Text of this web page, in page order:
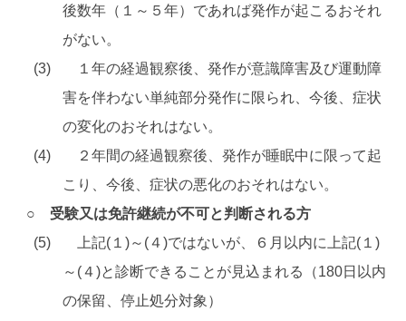
後数年（１～５年）であれば発作が起こるおそれ
がない。
１年の経過観察後、発作が意識障害及び運動障
害を伴わない単純部分発作に限られ、今後、症状
の変化のおそれはない。
２年間の経過観察後、発作が睡眠中に限って起
こり、今後、症状の悪化のおそれはない。
○ 受験又は免許継続が不可と判断される方
上記(１)～(４)ではないが、６月以内に上記(１)
～(４)と診断できることが見込まれる（180日以内
の保留、停止処分対象）